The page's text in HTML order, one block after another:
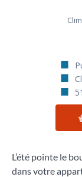
L’été pointe le
dans votre